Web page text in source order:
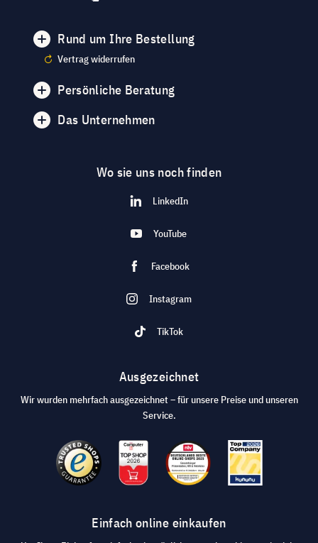
Rund um Ihre Bestellung
Vertrag widerrufen
Persönliche Beratung
Das Unternehmen
Wo sie uns noch finden
LinkedIn
YouTube
Facebook
Instagram
TikTok
Ausgezeichnet
Wir wurden mehrfach ausgezeichnet – für unsere Preise und unseren
Service.
Einfach online einkaufen